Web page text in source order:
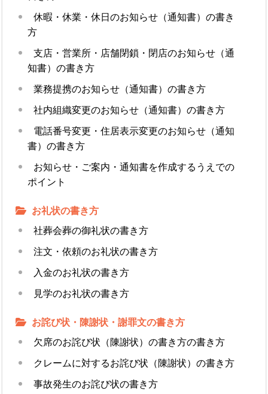
休暇・休業・休日のお知らせ（通知書）の書き
方
支店・営業所・店舗閉鎖・閉店のお知らせ（通
知書）の書き方
業務提携のお知らせ（通知書）の書き方
社内組織変更のお知らせ（通知書）の書き方
電話番号変更・住居表示変更のお知らせ（通知
書）の書き方
お知らせ・ご案内・通知書を作成するうえでの
ポイント
お礼状の書き方
社葬会葬の御礼状の書き方
注文・依頼のお礼状の書き方
入金のお礼状の書き方
見学のお礼状の書き方
お詫び状・陳謝状・謝罪文の書き方
欠席のお詫び状（陳謝状）の書き方の書き方
クレームに対するお詫び状（陳謝状）の書き方
事故発生のお詫び状の書き方